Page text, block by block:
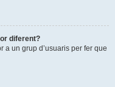
diferent?
a un grup d’usuaris per fer que